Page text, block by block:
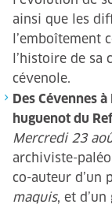
ainsi que les
l’emboîtement
l’histoire de
cévenole.
Des Cévennes
huguenot du
Mercredi 23
archiviste-
co-auteur d’un
maquis, et